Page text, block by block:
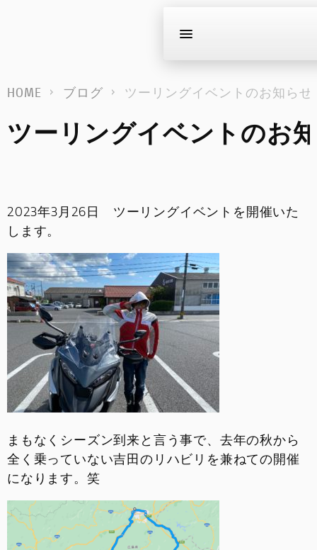
新車
在庫車
ストア情報
ブログ
イベント
お問い合わせ
採用情報
HOME ブログ ツーリングイベントのお知らせ
ツーリングイベントのお
2023年3月26日 ツーリングイベントを開催いた
します。
まもなくシーズン到来と言う事で、去年の秋から
全く乗っていない吉田のリハビリを兼ねての開催
になります。笑